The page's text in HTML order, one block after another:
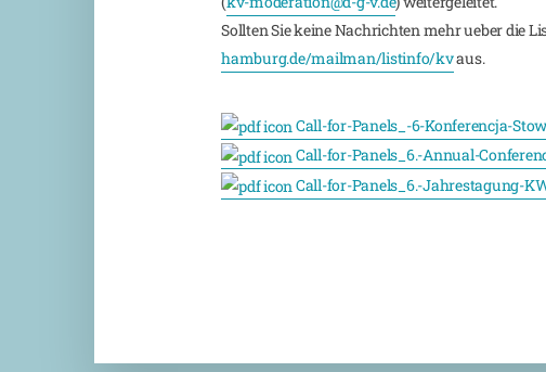
Sollten Sie keine Nachrichten mehr ueber die
hamburg.de/mailman/listinfo/kvaus.
Call-for-Panels_-6-Konferencja-
Call-for-Panels_6.-Annual-
Call-for-Panels_6.-Jahrestagung-